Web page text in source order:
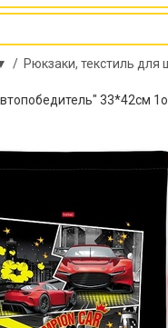
▼ / Рюкзаки, текстиль
33*42см